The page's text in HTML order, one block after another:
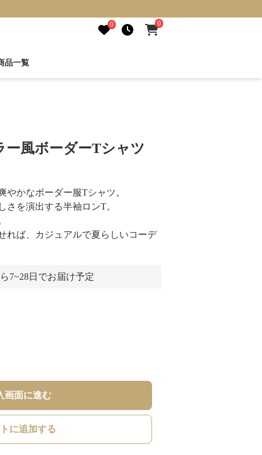
0 0
品一覧
ー風ボーダーTシャツ
やかなボーダー服Tシャツ。
さを演出する半袖ロンT。
れば、カジュアルで夏らしいコーデ
7~28日でお届け予定
画面に進む
に追加する